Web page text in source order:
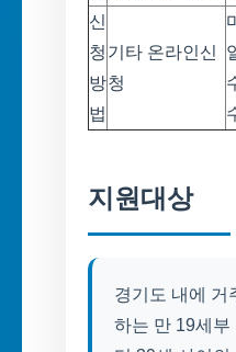
신
청
방
법
기타 온라인신
청
지원대상
경기도 내에 거
하는 만 19세부